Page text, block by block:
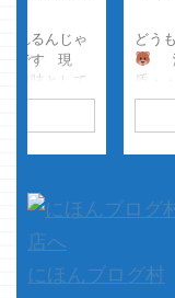
れるんじゃ
ーです 現
趣味として
とか こんな
ｏｕ、売っち
問い合わせ
額で売り付け
ソです
どう
盾・
ル・
喫さ
建て
む・
にほんブログ村